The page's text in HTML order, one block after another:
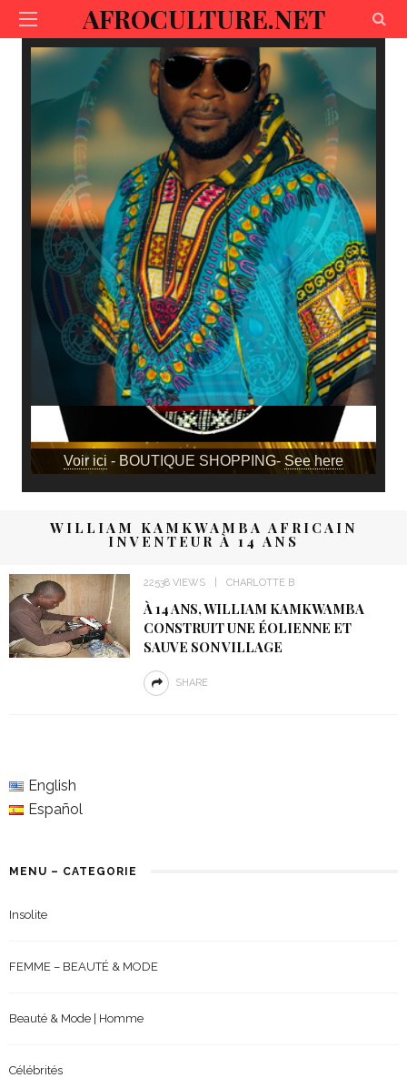
AFROCULTURE.NET
Voir ici - BOUTIQUE SHOPPING- See here
WILLIAM KAMKWAMBA AFRICAIN
INVENTEUR À 14 ANS
22538 VIEWS CHARLOTTE B
À 14 ANS, WILLIAM KAMKWAMBA
CONSTRUIT UNE ÉOLIENNE ET
SAUVE SON VILLAGE
SHARE
English
Español
MENU – CATEGORIE
Insolite
FEMME – BEAUTÉ & MODE
Beauté & Mode | Homme
Célébrités